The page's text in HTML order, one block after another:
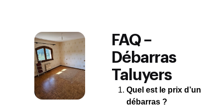
FAQ –
Débarras
Taluyers
Quel est le prix d’un
débarras ?